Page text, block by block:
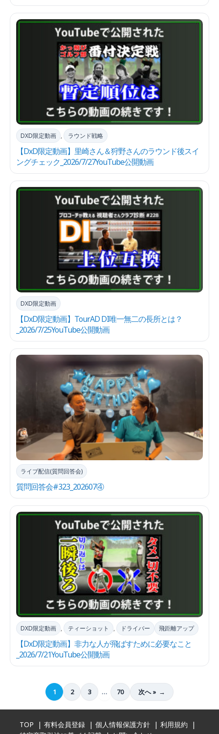
【DxD限定動画】里崎さん＆狩野さんのラウンド後スイ
ングチェック_2026/7/27YouTube公開動画
DXD限定動画 , ラウンド戦略
【DxD限定動画】TourAD DI唯一無二の長所とは？
_2026/7/25YouTube公開動画
DXD限定動画
質問回答会#323_202607④
ライブ配信(質問回答会)
【DxD限定動画】非力な人が飛ばすために必要なこと
_2026/7/21YouTube公開動画
DXD限定動画 , ティーショット , ドライバー 飛距離アップ
1 2 3 … 70 次へ »
TOP 有料会員登録 個人情報保護方針
利用規約